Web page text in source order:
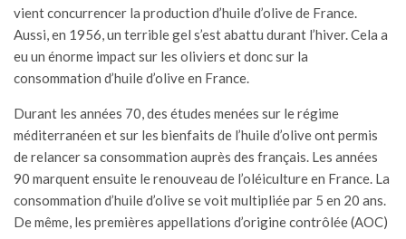
vient concurrencer la production d’huile d’olive de France.
Aussi, en 1956, un terrible gel s’est abattu durant l’hiver. Cela a
eu un énorme impact sur les oliviers et donc sur la
consommation d’huile d’olive en France.
Durant les années 70, des études menées sur le régime
méditerranéen et sur les bienfaits de l’huile d’olive ont permis
de relancer sa consommation auprès des français. Les années
90 marquent ensuite le renouveau de l’oléiculture en France. La
consommation d’huile d’olive se voit multipliée par 5 en 20 ans.
De même, les premières appellations d’origine contrôlée (AOC)